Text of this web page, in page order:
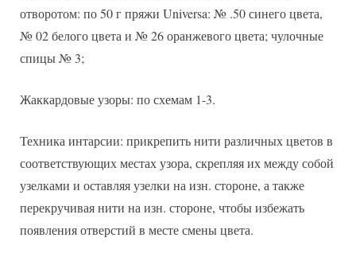
отворотом: по 50 г пряжи Universa: № .50 синего цвета,
№ 02 белого цвета и № 26 оранжевого цвета; чулочные
спицы № 3;
Жаккардовые узоры: по схемам 1-3.
Техника интарсии: прикрепить нити различных цветов в
соответствующих местах узора, скрепляя их между собой
узелками и оставляя узелки на изн. стороне, а также
перекручивая нити на изн. стороне, чтобы избежать
появления отверстий в месте смены цвета.